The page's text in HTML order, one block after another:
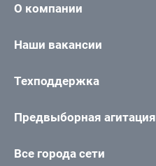
О компании
Наши вакансии
Техподдержка
Предвыборная агитация
Все города сети